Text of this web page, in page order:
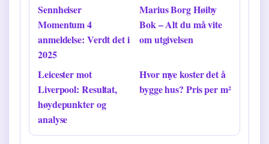
Sennheiser
Momentum 4
anmeldelse: Verdt det i
2025
Marius Borg Høiby
Bok – Alt du må vite
om utgivelsen
Leicester mot
Liverpool: Resultat,
høydepunkter og
analyse
Hvor mye koster det å
bygge hus? Pris per m²